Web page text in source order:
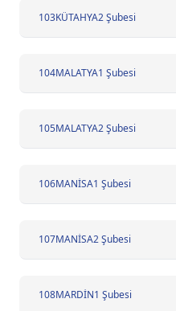
103KÜTAHYA2 Şubesi
104MALATYA1 Şubesi
105MALATYA2 Şubesi
106MANİSA1 Şubesi
107MANİSA2 Şubesi
108MARDİN1 Şubesi